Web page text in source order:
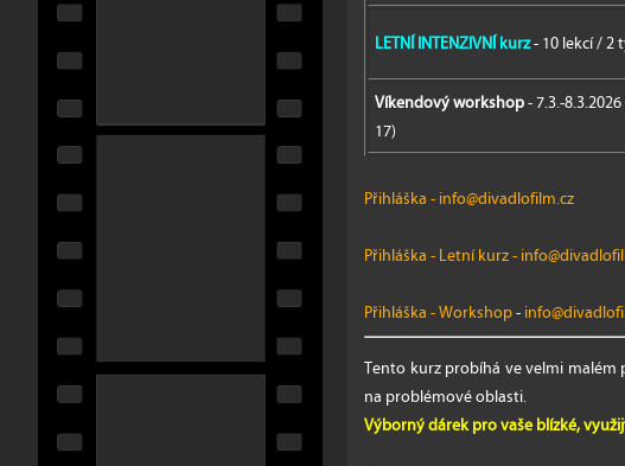
LETNÍ INTENZIVNÍ kurz- 10 lekcí / 2
Víkendový workshop- 7.3.-
17)
Přihláška-info@divadlofilm.cz
Přihláška - Letní kurz-
Přihláška - Workshop-
Tento kurz probíhá ve velmi malém
na problémové oblasti.
Výborný dárek pro vaše blízké,